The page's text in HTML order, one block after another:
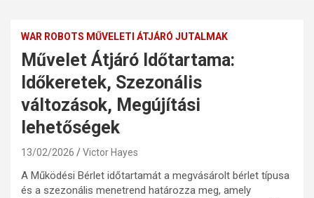
WAR ROBOTS MŰVELETI ÁTJÁRÓ JUTALMAK
Művelet Átjáró Időtartama:
Időkeretek, Szezonális
változások, Megújítási
lehetőségek
13/02/2026 Victor Hayes
A Működési Bérlet időtartamát a megvásárolt bérlet típusa
és a szezonális menetrend határozza meg, amely